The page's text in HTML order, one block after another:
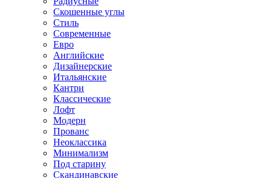
Скошенные углы
Стиль
Современные
Евро
Английские
Дизайнерские
Итальянские
Кантри
Классические
Лофт
Модерн
Прованс
Неоклассика
Минимализм
Под старину
Скандинавские